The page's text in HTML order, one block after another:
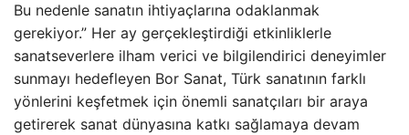
Bu nedenle sanatın ihtiyaçlarına odaklanmak
gerekiyor.” Her ay gerçekleştirdiği etkinliklerle
sanatseverlere ilham verici ve bilgilendirici deneyimler
sunmayı hedefleyen Bor Sanat, Türk sanatının farklı
yönlerini keşfetmek için önemli sanatçıları bir araya
getirerek sanat dünyasına katkı sağlamaya devam